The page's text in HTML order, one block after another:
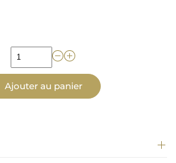
Ajouter au panier